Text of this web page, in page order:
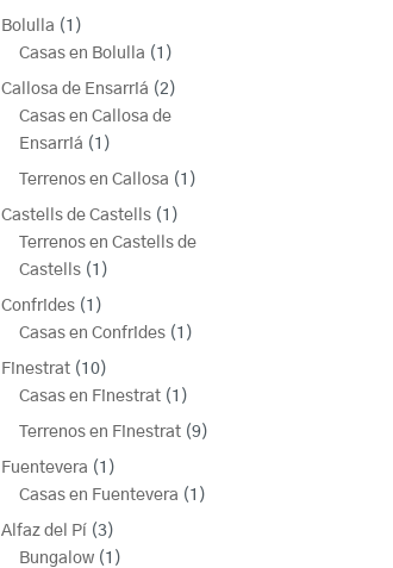
Bolulla 1 1
producto
Casas en Bolulla 1 1
producto
Callosa de Ensarriá 2 2
productos
Casas en Callosa de
Ensarriá
1 1
producto
Terrenos en Callosa 1 1
Castells de Castells 1 1
producto
Terrenos en Castells de
Castells
1 1
Confrides 1 1
producto
Casas en Confrides 1 1
Finestrat 1010
productos
Casas en Finestrat 1 1
producto
Terrenos en Finestrat 99
Fuentevera 1 1
producto
Casas en Fuentevera 1 1
Alfaz del Pí 33
productos
Bungalow 1 1